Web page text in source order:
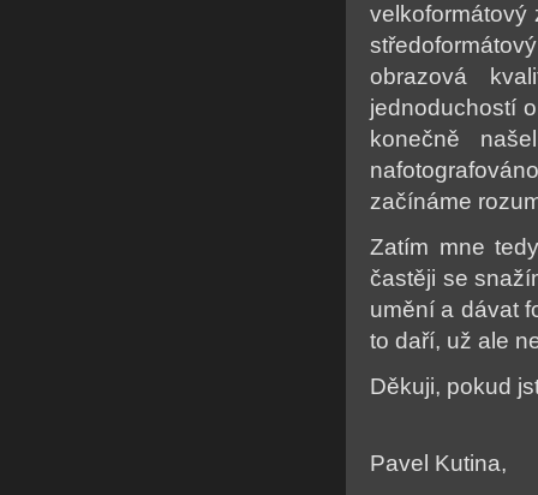
velkoformátový
obrazová
jednoduchostí
konečně
začínáme
Zatím mne
častěji se
umění a dávat
to daří, už ale
Děkuji, pokud
Pavel Kutina,